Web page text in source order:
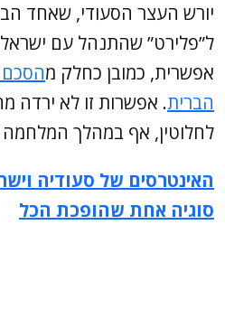
יורש העצר הסעודי, שאחד
ל”פלירט” שהתנהל עם ישראל
אפשרית, כמובן כחלק מ
הברית. אפשרות זו לא ירדה
לחלוטין, אף במהלך
האינטרסים של סעודיה
סוגיה אחת שהופכת הכל